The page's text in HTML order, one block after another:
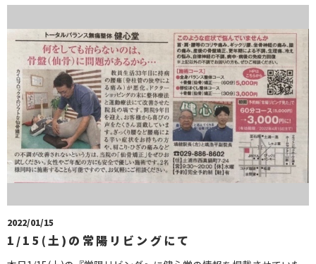
2022/01/15
1/15(土)の常陽リビングにて